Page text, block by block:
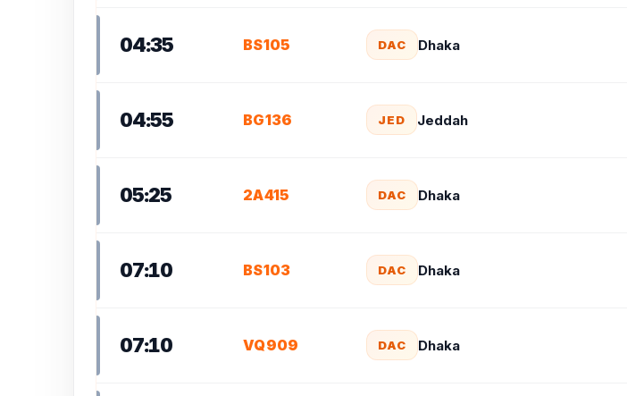
04:35 BS105 DAC Dhaka
04:55 BG136 JED Jeddah
05:25 2A415 DAC Dhaka
07:10 BS103 DAC Dhaka
07:10 VQ909 DAC Dhaka